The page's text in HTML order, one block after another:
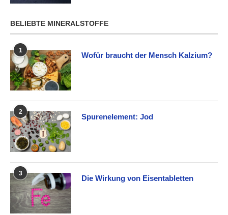
BELIEBTE MINERALSTOFFE
1
Wofür braucht der Mensch Kalzium?
2
Spurenelement: Jod
3
Die Wirkung von Eisentabletten